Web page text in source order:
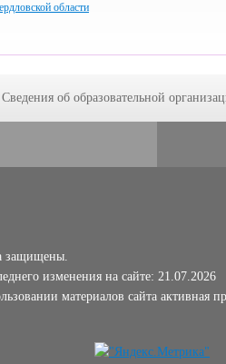
области
Сведения об образовательной
защищены.
изменения на сайте: 21.07.2026
материалов сайта активная